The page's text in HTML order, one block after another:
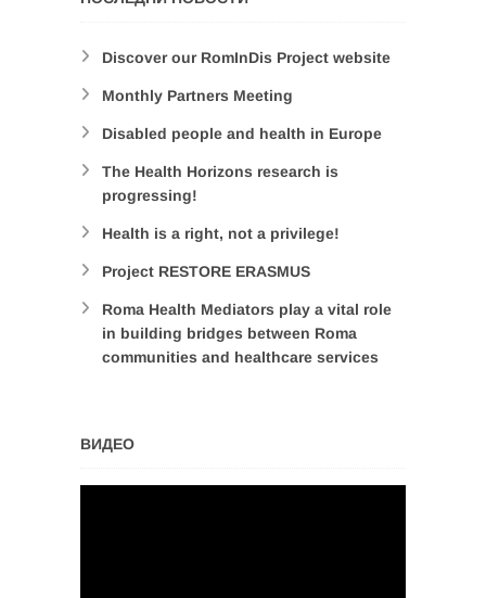
Discover our RomInDis Project website
Monthly Partners Meeting
Disabled people and health in Europe
The Health Horizons research is
progressing!
Health is a right, not a privilege!
Project RESTORE ERASMUS
Roma Health Mediators play a vital role
in building bridges between Roma
communities and healthcare services
ВИДЕО